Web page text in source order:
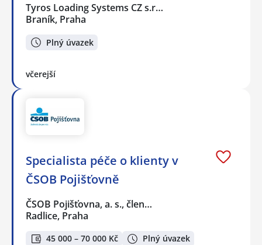
Tyros Loading Systems CZ s.r…
Braník, Praha
Plný úvazek
včerejší
Specialista péče o klienty v
ČSOB Pojišťovně
ČSOB Pojišťovna, a. s., člen…
Radlice, Praha
45 000 – 70 000 Kč
Plný úvazek